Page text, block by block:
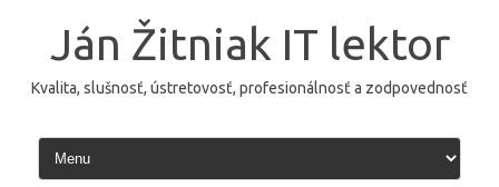
Ján Žitniak IT lektor
Kvalita, slušnosť, ústretovosť, profesionálnosť a zodpovednosť